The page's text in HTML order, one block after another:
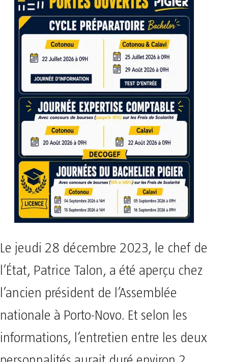
Le jeudi 28 décembre 2023, le chef de
l’État, Patrice Talon, a été aperçu chez
l’ancien président de l’Assemblée
nationale à Porto-Novo. Et selon les
informations, l’entretien entre les deux